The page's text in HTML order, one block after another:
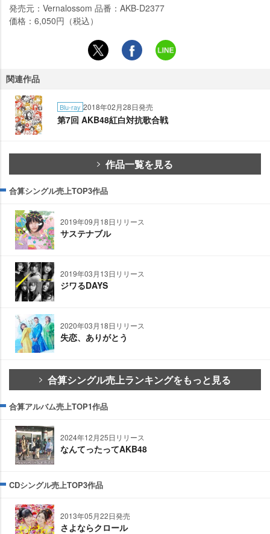
発売元：Vernalossom 品番：AKB-D2377
価格：6,050円（税込）
関連作品
Blu-ray 2018年02月28日発売
第7回 AKB48紅白対抗歌合戦
作品一覧を見る
合算シングル売上TOP3作品
2019年09月18日リリース
サステナブル
2019年03月13日リリース
ジワるDAYS
2020年03月18日リリース
失恋、ありがとう
合算シングル売上ランキングをもっと見る
合算アルバム売上TOP1作品
2024年12月25日リリース
なんてったってAKB48
CDシングル売上TOP3作品
2013年05月22日発売
さよならクロール